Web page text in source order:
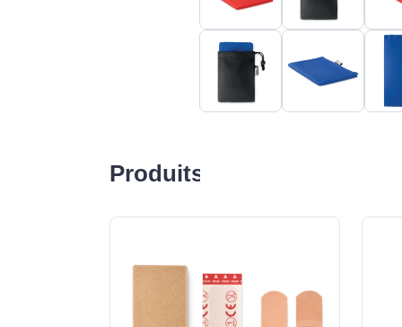
Produits liés